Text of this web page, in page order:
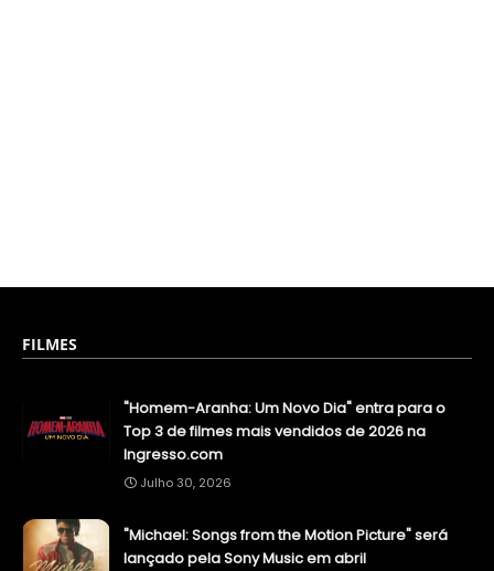
FILMES
"Homem-Aranha: Um Novo Dia" entra para o
Top 3 de filmes mais vendidos de 2026 na
Ingresso.com
Julho 30, 2026
"Michael: Songs from the Motion Picture" será
lançado pela Sony Music em abril